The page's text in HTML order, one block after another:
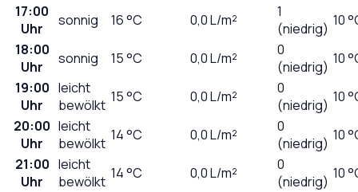
17:00
Uhr
sonnig 16°C 0,0L/m²
1
(niedrig) 10
18:00
Uhr
sonnig 15°C 0,0L/m²
0
(niedrig) 10
19:00
Uhr
leicht
bewölkt 15°C 0,0L/m²
0
(niedrig) 10
20:00
Uhr
leicht
bewölkt 14°C 0,0L/m²
0
(niedrig) 10
21:00
Uhr
leicht
bewölkt 14°C 0,0L/m²
0
(niedrig) 10